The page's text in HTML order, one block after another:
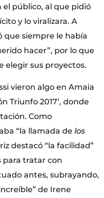
público, al que pidió
y lo viralizara. A
que siempre le había
hacer”, por lo que
elegir sus proyectos.
vieron algo en Amaia
Triunfo 2017’, donde
Como
“la llamada de los
destacó “la facilidad”
para tratar con
antes, subrayando,
de Irene